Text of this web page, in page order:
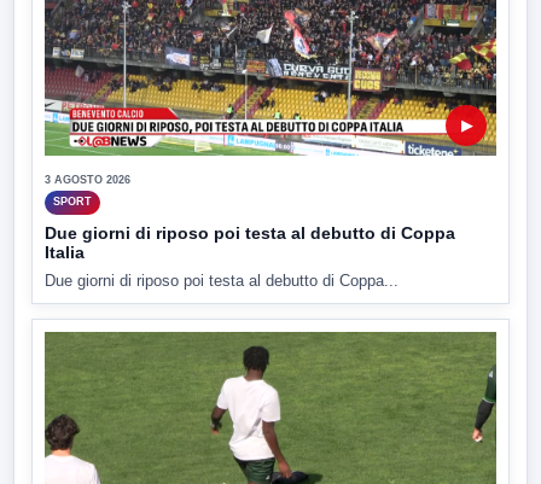
▶
3 AGOSTO 2026
SPORT
Due giorni di riposo poi testa al debutto di Coppa
Italia
Due giorni di riposo poi testa al debutto di Coppa...